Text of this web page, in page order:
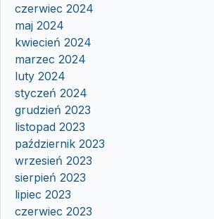
czerwiec 2024
maj 2024
kwiecień 2024
marzec 2024
luty 2024
styczeń 2024
grudzień 2023
listopad 2023
październik 2023
wrzesień 2023
sierpień 2023
lipiec 2023
czerwiec 2023